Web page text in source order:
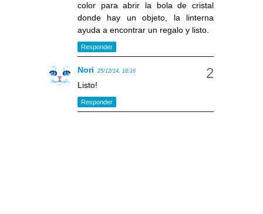
color para abrir la bola de cristal
donde hay un objeto, la linterna
ayuda a encontrar un regalo y listo.
Responder
Nori 25/12/14, 18:16
Listo!
Responder